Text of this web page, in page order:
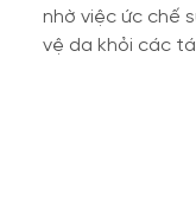
nhờ việc ức chế
vệ da khỏi các